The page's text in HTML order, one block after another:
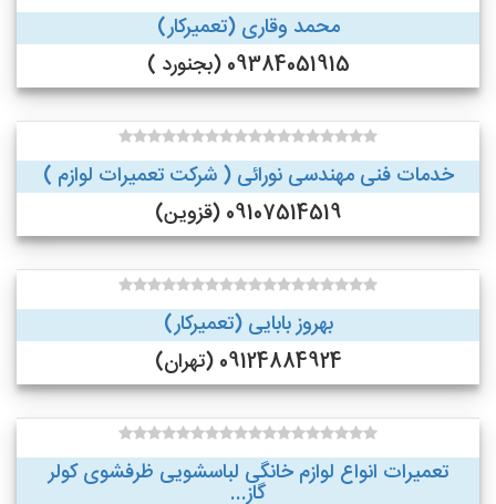
محمد وقاری (تعمیرکار)
09384051915 (بجنورد )
خدمات فنی مهندسی نورائی ( شرکت تعمیرات لوازم )
09107514519 (قزوین)
بهروز بابایی (تعمیرکار)
09124884924 (تهران)
تعمیرات انواع لوازم خانگی لباسشویی ظرفشوی کولر
گاز...